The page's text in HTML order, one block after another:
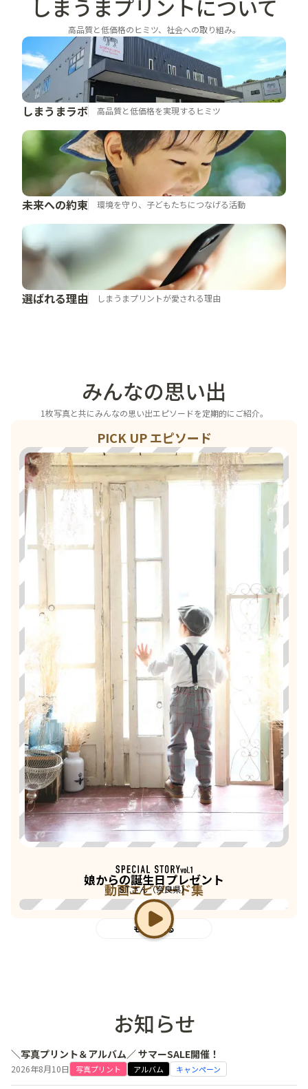
しまうまプリントについて
高品質と低価格のヒミツ、社会への取り組み。
しまうまラボ 高品質と低価格を実現するヒミツ
未来への約束 環境を守り、子どもたちにつなげる活動
選ばれる理由 しまうまプリントが愛される理由
みんなの思い出
1枚写真と共にみんなの思い出エピソードを定期的にご紹介。
PICK UP エピソード
動画エピソード集
娘からの誕生日プレゼント
S.T.さん（奈良県）
もっと見る
お知らせ
＼写真プリント＆アルバム／ サマーSALE開催！
2026年8月10日 写真プリント アルバム キャンペーン